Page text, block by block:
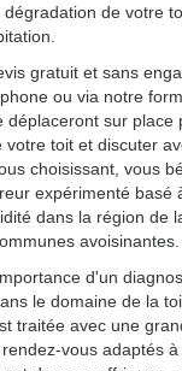
de votre
gratuit et sans
ou via notre
déplaceront sur place
votre toit et discuter
choisissant, vous
expérimenté basé
dans la région de
avoisinantes.
d'un
le domaine de la
traitée avec une
vous adaptés